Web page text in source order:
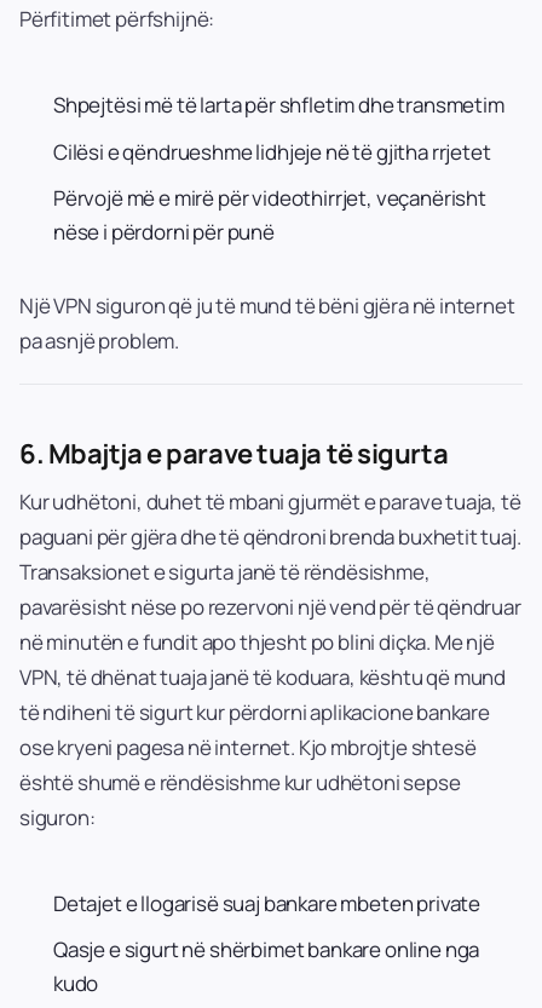
Përfitimet përfshijnë:
Shpejtësi më të larta për shfletim dhe transmetim
Cilësi e qëndrueshme lidhjeje në të gjitha rrjetet
Përvojë më e mirë për videothirrjet, veçanërisht
nëse i përdorni për punë
Një VPN siguron që ju të mund të bëni gjëra në internet
pa asnjë problem.
6. Mbajtja e parave tuaja të sigurta
Kur udhëtoni, duhet të mbani gjurmët e parave tuaja, të
paguani për gjëra dhe të qëndroni brenda buxhetit tuaj.
Transaksionet e sigurta janë të rëndësishme,
pavarësisht nëse po rezervoni një vend për të qëndruar
në minutën e fundit apo thjesht po blini diçka. Me një
VPN, të dhënat tuaja janë të koduara, kështu që mund
të ndiheni të sigurt kur përdorni aplikacione bankare
ose kryeni pagesa në internet. Kjo mbrojtje shtesë
është shumë e rëndësishme kur udhëtoni sepse
siguron:
Detajet e llogarisë suaj bankare mbeten private
Qasje e sigurt në shërbimet bankare online nga
kudo